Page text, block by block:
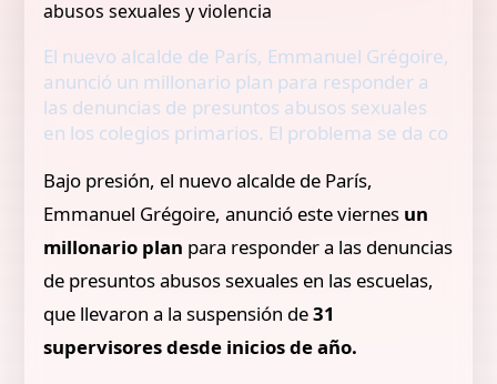
El nuevo alcalde de París, Emmanuel Grégoire,
anunció un millonario plan para responder a
las denuncias de presuntos abusos sexuales
en los colegios primarios. El problema se da co
Bajo presión, el nuevo alcalde de París,
Emmanuel Grégoire, anunció este viernes un
millonario plan para responder a las denuncias
de presuntos abusos sexuales en las escuelas,
que llevaron a la suspensión de31
supervisores desde inicios de año.